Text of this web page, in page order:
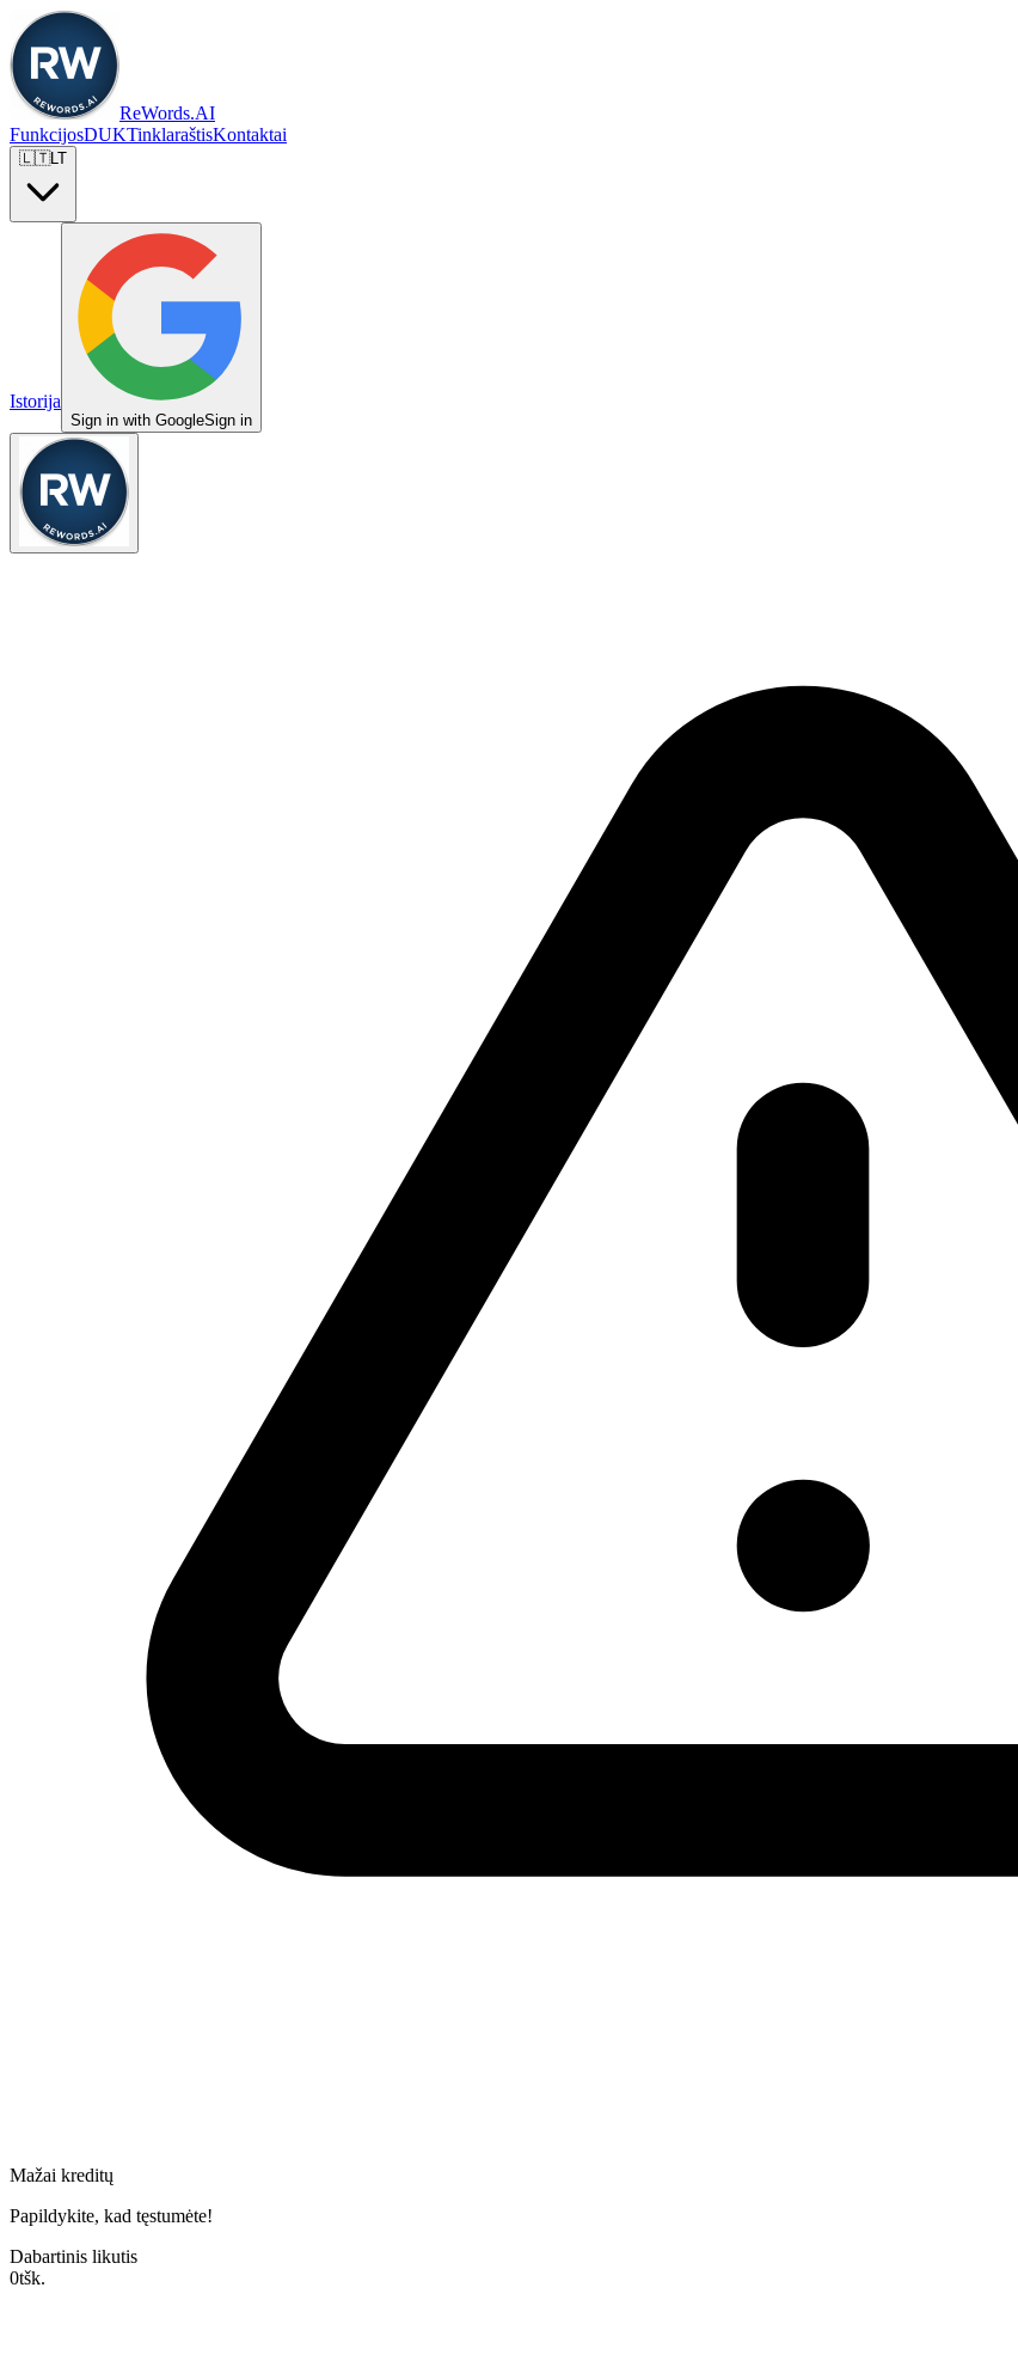
ReWords.AI
FunkcijosDUKTinklaraštisKontaktai
🇱🇹LT
Istorija
Sign in with GoogleSign in
Mažai kreditų
Papildykite, kad tęstumėte!
Dabartinis likutis
0tšk.